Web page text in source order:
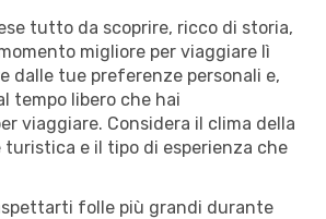
tutto da scoprire, ricco di storia,
migliore per viaggiare lì
dalle tue preferenze personali e,
tempo libero che hai
viaggiare. Considera il clima della
e il tipo di esperienza che
folle più grandi durante